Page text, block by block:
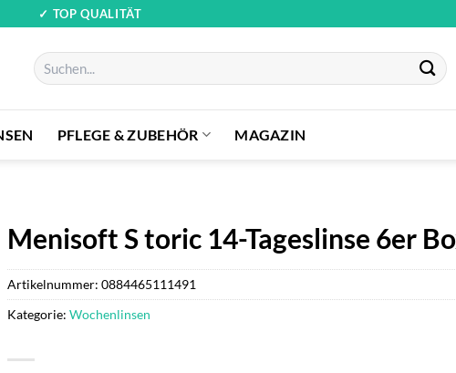
✓ TOP QUALITÄT
Suchen
nach:
PFLEGE & ZUBEHÖR MAGAZIN
Menisoft S toric 14-Tageslinse 6er
Artikelnummer:0884465111491
Kategorie:Wochenlinsen